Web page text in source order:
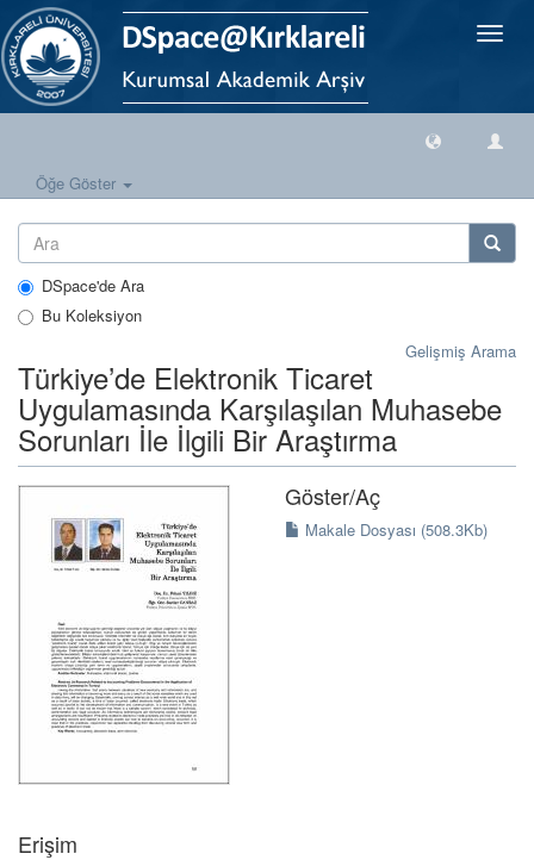
Geçiş
Öğe Göster
DSpace'de Ara
Bu Koleksiyon
Gelişmiş Arama
Türkiye’de Elektronik Ticaret
Uygulamasında Karşılaşılan Muhasebe
Sorunları İle İlgili Bir Araştırma
Göster/Aç
Makale Dosyası (508.3Kb)
Erişim